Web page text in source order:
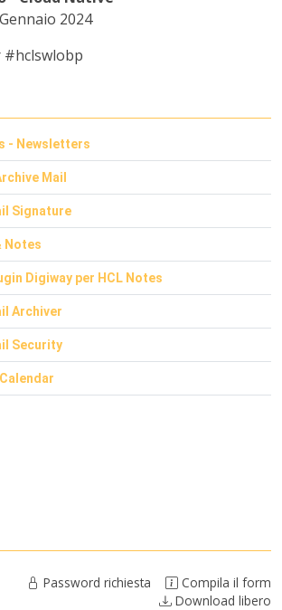
2024
#hclswlobp
- Newsletters
Mail
Signature
Notes
Digiway per HCL Notes
Archiver
Security
Password richiesta
Compila il form
Download libero